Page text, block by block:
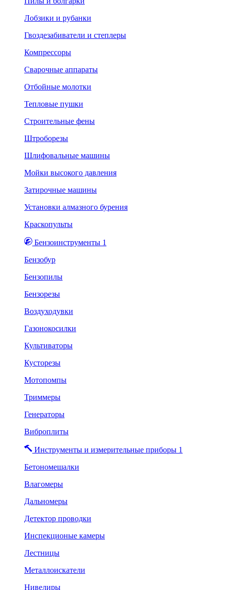
Лобзики и рубанки
Гвоздезабиватели и степлеры
Компрессоры
Сварочные аппараты
Отбойные молотки
Тепловые пушки
Строительные фены
Штроборезы
Шлифовальные машины
Мойки высокого давления
Затирочные машины
Установки алмазного бурения
Краскопульты
Бензоинструменты 1
Бензобур
Бензопилы
Бензорезы
Воздуходувки
Газонокосилки
Культиваторы
Кусторезы
Мотопомпы
Триммеры
Генераторы
Виброплиты
Инструменты и измерительные приборы 1
Бетономешалки
Влагомеры
Дальномеры
Детектор проводки
Инспекционые камеры
Лестницы
Металлоискатели
Нивелиры